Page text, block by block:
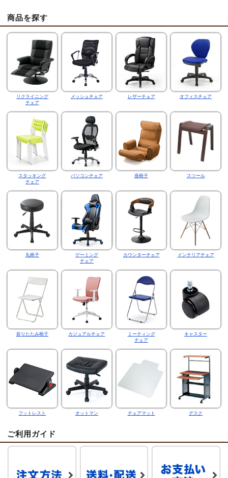
商品を探す
リクライニング
チェア
メッシュチェア レザーチェア オフィスチェア
スタッキング
チェア
パソコンチェア 座椅子 スツール
丸椅子
ゲーミング
チェア
カウンターチェア インテリアチェア
折りたたみ椅子 カジュアルチェア
ミーティング
チェア
キャスター
フットレスト オットマン チェアマット デスク
ご利用ガイド